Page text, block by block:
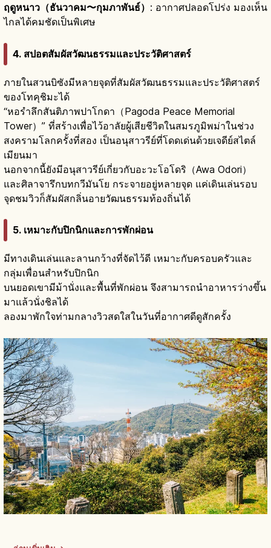
ฤดูหนาว（ธันวาคม〜กุมภาพันธ์） : อากาศปลอดโปร่ง มองเห็น
ไกลได้คมชัดเป็นพิเศษ
4. สปอตสัมผัสวัฒนธรรมและประวัติศาสตร์
ภายในสวนบิซังมีหลายจุดที่สัมผัสวัฒนธรรมและประวัติศาสตร์
ของโทคุชิมะได้
“หอรำลึกสันติภาพปาโกดา（Pagoda Peace Memorial
Tower）” ที่สร้างเพื่อไว้อาลัยผู้เสียชีวิตในสมรภูมิพม่าในช่วง
สงครามโลกครั้งที่สอง เป็นอนุสาวรีย์ที่โดดเด่นด้วยเจดีย์สไตล์
เมียนมา
นอกจากนี้ยังมีอนุสาวรีย์เกี่ยวกับอะวะโอโดริ（Awa Odori）
และศิลาจารึกบทกวีมันโย กระจายอยู่หลายจุด แค่เดินเล่นรอบ
จุดชมวิวก็สัมผัสกลิ่นอายวัฒนธรรมท้องถิ่นได้
5. เหมาะกับปิกนิกและการพักผ่อน
มีทางเดินเล่นและลานกว้างที่จัดไว้ดี เหมาะกับครอบครัวและ
กลุ่มเพื่อนสำหรับปิกนิก
บนยอดเขามีม้านั่งและพื้นที่พักผ่อน จึงสามารถนำอาหารว่างขึ้น
มาแล้วนั่งชิลได้
ลองมาพักใจท่ามกลางวิวสดใสในวันที่อากาศดีดูสักครั้ง